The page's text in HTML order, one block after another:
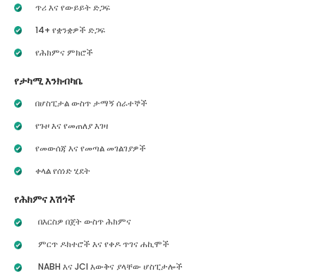
ጥሪ እና የውይይት ድጋፍ
14+ የቋንቋዎች ድጋፍ
የሕክምና ምክሮች
የታካሚ እንክብካቤ
በሆስፒታል ውስጥ ታማኝ ሰራተኞች
የጉዞ እና የመጠለያ እገዛ
የመውሰጃ እና የመጣል መገልገያዎች
ቀላል የሰነድ ሂደት
የሕክምና እሽጎች
በእርስዎ በጀት ውስጥ ሕክምና
ምርጥ ዶክተሮች እና የቀዶ ጥገና ሐኪሞች
NABH እና JCI እውቅና ያላቸው ሆስፒታሎች